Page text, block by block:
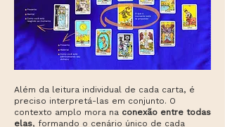
Além da leitura individual de cada carta, é
preciso interpretá-las em conjunto. O
contexto amplo mora na conexão entre todas
elas, formando o cenário único de cada